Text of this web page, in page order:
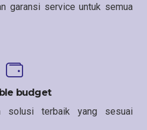
garansi service untuk semua
budget
solusi terbaik yang sesuai